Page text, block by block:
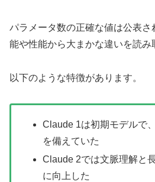
パラメータ数の正確な値は公表
能や性能から大まかな違いを読み
以下のような特徴があります。
Claude 1は初期モデルで
を備えていた
Claude 2では文脈理解と
に向上した